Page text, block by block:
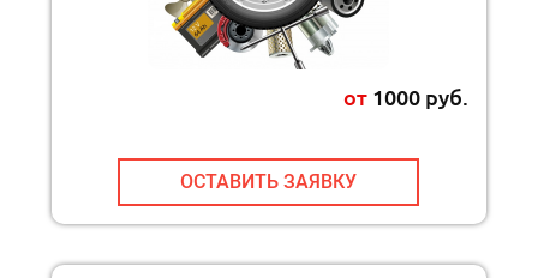
от1000 руб.
ОСТАВИТЬ ЗАЯВКУ